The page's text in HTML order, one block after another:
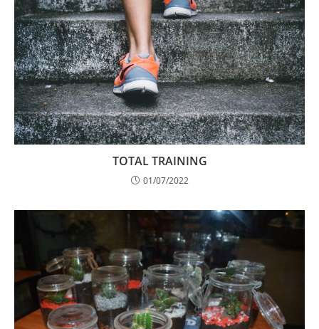
TOTAL TRAINING
01/07/2022